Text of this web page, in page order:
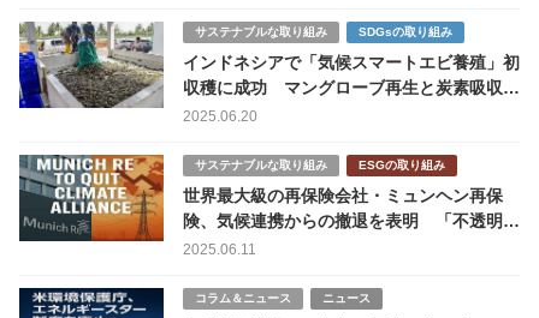
サステナブルな取り組み SDGsの取り組み
インドネシアで「気候スマートエビ養殖」初
収穫に成功 マングローブ再生と炭素吸収で
持続可能性に道
2025.06.20
サステナブルな取り組み ESGの取り組み
世界最大級の再保険会社・ミュンヘン再保
険、気候連携からの撤退を表明 「不透明な
規制」への反発も
2025.06.11
コラム＆ニュース ニュース